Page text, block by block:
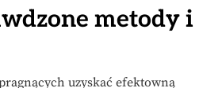
metody i
uzyskać efektowną